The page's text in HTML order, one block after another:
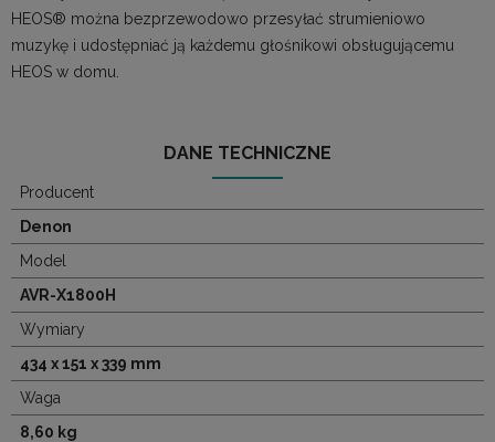
HEOS® można bezprzewodowo przesyłać strumieniowo
muzykę i udostępniać ją każdemu głośnikowi obsługującemu
HEOS w domu.
DANE TECHNICZNE
Producent
Denon
Model
AVR-X1800H
Wymiary
434 x 151 x 339 mm
Waga
8,60 kg